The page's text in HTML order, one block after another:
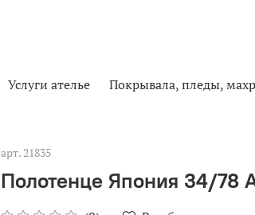
Услуги ателье
Покрывала, пледы,
арт. 21835
Полотенце Япония 34/78